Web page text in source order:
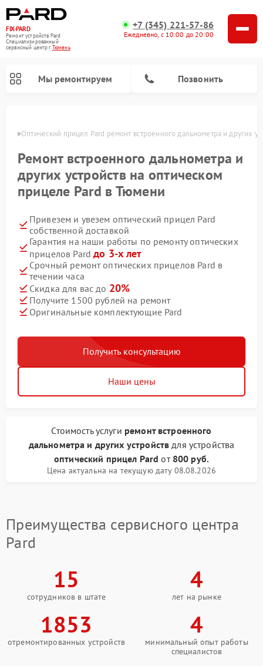
FIX-PARD
Ремонт устройств Pard
Специализированный
cервисный центр г.Тюмень
+7 (345) 221-57-86
Ежедневно, с 10:00 до 20:00
Мы ремонтируем Позвонить
Оптический прицел Pard ремонт встроенного дальнометра и других
Ремонт встроенного дальнометра и
других устройств на оптическом
прицеле Pard в Тюмени
Привезем и увезем оптический прицел Pard
собственной доставкой
Гарантия на наши работы по ремонту оптических
прицелов Pardдо 3-х лет
Срочный ремонт оптических прицелов Pard в
течении часа
Скидка для вас до 20%
Получите 1500 рублей на ремонт
Оригинальные комплектующие Pard
Получить консультацию
Наши цены
Стоимость услуги ремонт встроенного
дальнометра и других устройств для устройства
оптический прицел Pard от 800 руб.
Цена актуальна на текущую дату 08.08.2026
Преимущества сервисного центра
Pard
15
сотрудников в штате
4
лет на рынке
1853
отремонтированных устройств
4
минимальный опыт работы
специалистов